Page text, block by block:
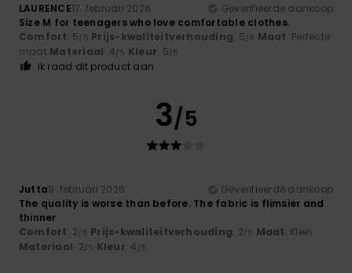
LAURENCE17. februari 2026
Geverifieerde aankoop
Size M for teenagers who love comfortable clothes.
Comfort: 5/5 Prijs-kwaliteitverhouding: 5/5 Maat: Perfecte
maat Materiaal: 4/5 Kleur: 5/5
Ik raad dit product aan
3/5
Jutta9. februari 2026
Geverifieerde aankoop
The quality is worse than before. The fabric is flimsier and
thinner
Comfort: 2/5 Prijs-kwaliteitverhouding: 2/5 Maat: Klein
Materiaal: 2/5 Kleur: 4 /5